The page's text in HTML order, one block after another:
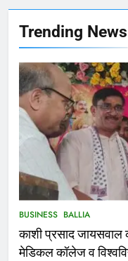
Trending News
BUSINESS BALLIA
काशी प्रसाद जायसवाल
मेडिकल कॉलेज व
167
2